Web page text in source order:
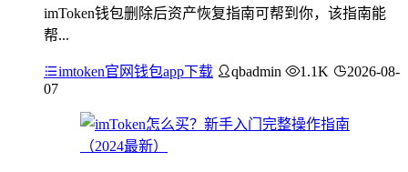
imToken钱包删除后资产恢复指南可帮到你，该指南能
帮...
imtoken官网钱包app下载 qbadmin 1.1K
2026-08-
07